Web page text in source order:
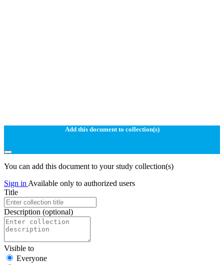
Add this document to collection(s)
You can add this document to your study collection(s)
Sign in Available only to authorized users
Title
Description (optional)
Visible to
Everyone